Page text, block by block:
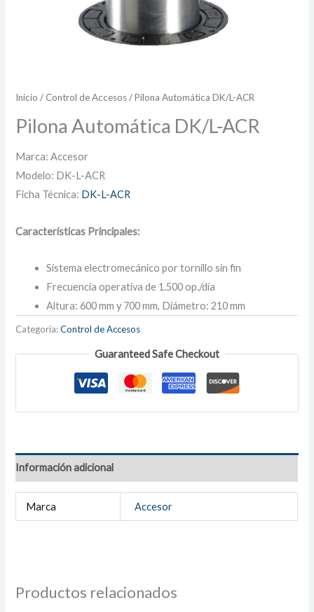
Inicio / Control de Accesos/ Pilona Automática DK/L-ACR
Pilona Automática DK/L-ACR
Marca: Accesor
Modelo: DK-L-ACR
Ficha Técnica: DK-L-ACR
Características Principales:
Sistema electromecánico por tornillo sin fin
Frecuencia operativa de 1.500 op./día
Altura: 600 mm y 700 mm, Diámetro: 210 mm
Categoría:Control de Accesos
Guaranteed Safe Checkout
Información adicional
Marca Accesor
Productos relacionados